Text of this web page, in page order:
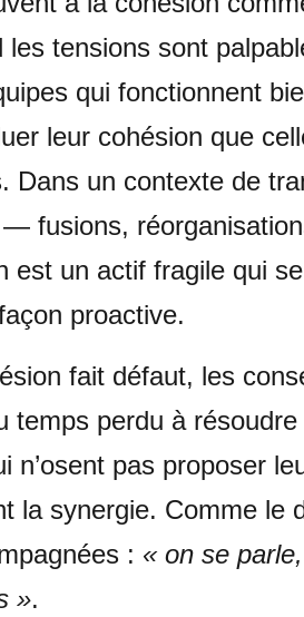
les tensions sont
qui fonctionnent
leur cohésion que
Dans un contexte de
fusions,
un actif fragile qui se
proactive.
fait défaut, les
temps perdu à
n’osent pas proposer
la synergie. Comme le
: « on se
».